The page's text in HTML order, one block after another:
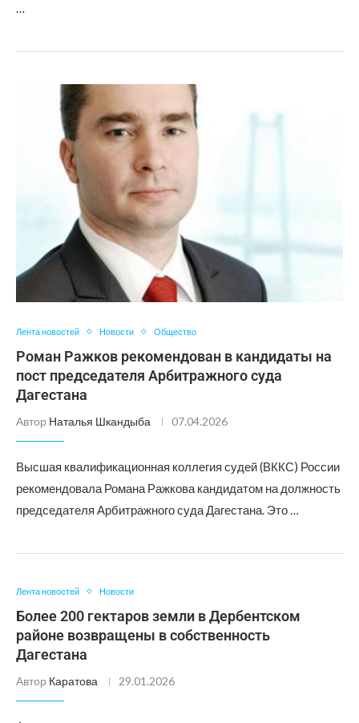
…
Лента новостей Новости Общество
Роман Ражков рекомендован в кандидаты на
пост председателя Арбитражного суда
Дагестана
Автор Наталья Шкандыба 07.04.2026
Высшая квалификационная коллегия судей (ВККС) России
рекомендовала Романа Ражкова кандидатом на должность
председателя Арбитражного суда Дагестана. Это …
Лента новостей Новости
Более 200 гектаров земли в Дербентском
районе возвращены в собственность
Дагестана
Автор Каратова 29.01.2026